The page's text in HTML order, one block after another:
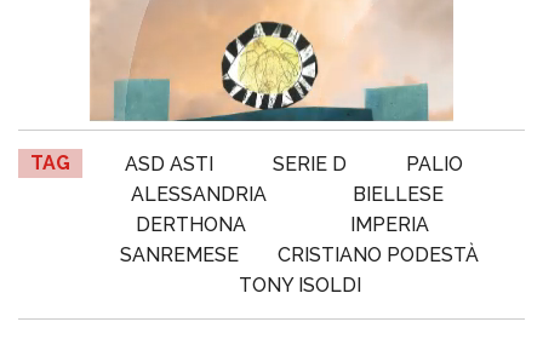
TAG ASD ASTI SERIE D
PALIO
ALESSANDRIA
BIELLESE
DERTHONA
IMPERIA
SANREMESE
CRISTIANO PODESTÀ
TONY ISOLDI